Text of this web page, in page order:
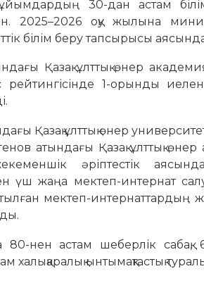
ұйымдардың 30-дан астам
2025–2026 оқу жылына
білім беру тапсырысы аясында
Қазақ ұлттық өнер
1-орынды
Қазақ ұлттық өнер
атындағы Қазақ ұлттық
әріптестік
үш жаңа мектеп-интернат
мектеп-интернаттардың
нен астам шеберлік сабақ,
халықаралық ынтымақтастық